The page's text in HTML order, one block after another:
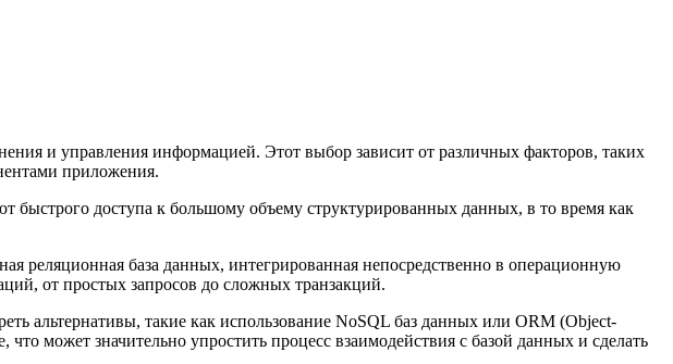
и управления информацией. Этот выбор зависит от различных факторов, таких
приложения.
быстрого доступа к большому объему структурированных данных, в то время как
реляционная база данных, интегрированная непосредственно в операционную
от простых запросов до сложных транзакций.
альтернативы, такие как использование NoSQL баз данных или ORM (Object-
может значительно упростить процесс взаимодействия с базой данных и сделать